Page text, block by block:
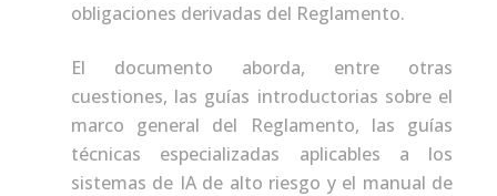
obligaciones derivadas del Reglamento.
El documento aborda, entre otras
cuestiones, las guías introductorias sobre el
marco general del Reglamento, las guías
técnicas especializadas aplicables a los
sistemas de IA de alto riesgo y el manual de